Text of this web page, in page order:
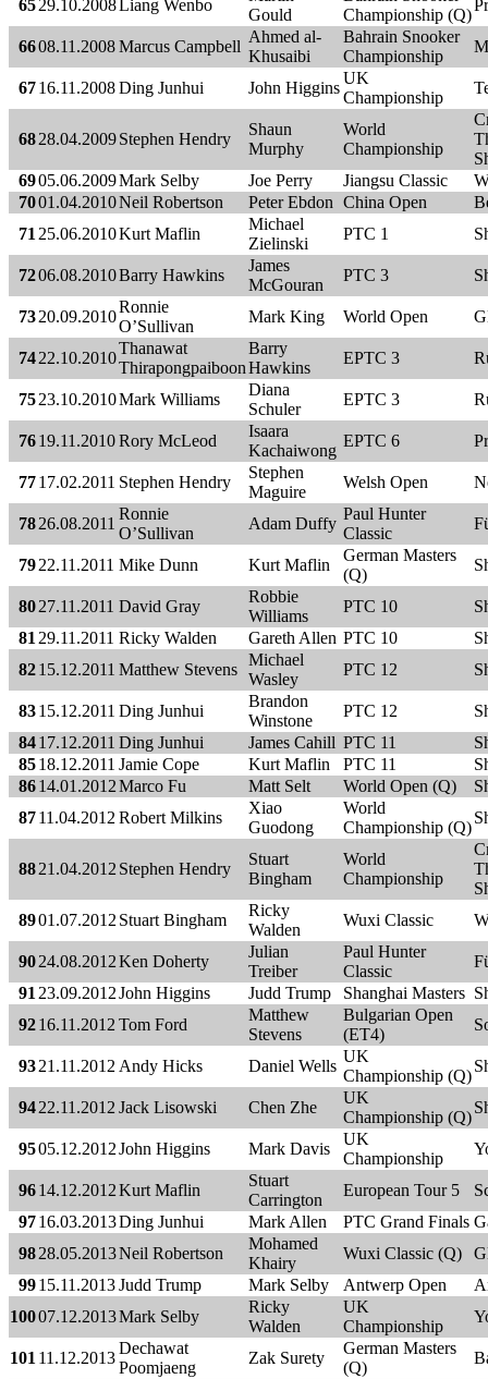
6529.10.2008 Liang Wenbo
Gould
Championship (Q)
6608.11.2008Marcus Campbell
Ahmed al-
Khusaibi
Bahrain Snooker
Championship
6716.11.2008Ding Junhui John Higgins
UK
Championship
6828.04.2009Stephen Hendry
Shaun
Murphy
World
Championship
6905.06.2009Mark Selby Joe Perry Jiangsu Classic
7001.04.2010Neil Robertson Peter Ebdon China Open
71 25.06.2010Kurt Maflin
Michael
Zielinski
PTC 1
7206.08.2010Barry Hawkins
James
McGouran
PTC 3
7320.09.2010
Ronnie
O’Sullivan
Mark King World Open
7422.10.2010
Thanawat
Thirapongpaiboon
Barry
Hawkins
EPTC 3
7523.10.2010Mark Williams
Diana
Schuler
EPTC 3
7619.11.2010Rory McLeod
Isaara
Kachaiwong
EPTC 6
7717.02.2011 Stephen Hendry
Stephen
Maguire
Welsh Open
7826.08.2011
Ronnie
O’Sullivan
Adam Duffy
Paul Hunter
Classic
7922.11.2011 Mike Dunn Kurt Maflin
German Masters
(Q)
8027.11.2011 David Gray
Robbie
Williams
PTC 10
81 29.11.2011 Ricky Walden Gareth Allen PTC 10
8215.12.2011 Matthew Stevens
Michael
Wasley
PTC 12
8315.12.2011 Ding Junhui
Brandon
Winstone
PTC 12
8417.12.2011 Ding Junhui James Cahill PTC 11
8518.12.2011 Jamie Cope Kurt Maflin PTC 11
8614.01.2012Marco Fu Matt Selt World Open (Q)
8711.04.2012 Robert Milkins
Xiao
Guodong
World
Championship (Q)
8821.04.2012 Stephen Hendry
Stuart
Bingham
World
Championship
8901.07.2012 Stuart Bingham
Ricky
Walden
Wuxi Classic
9024.08.2012Ken Doherty
Julian
Treiber
Paul Hunter
Classic
91 23.09.2012John Higgins Judd Trump Shanghai Masters
9216.11.2012 Tom Ford
Matthew
Stevens
Bulgarian Open
(ET4)
9321.11.2012 Andy Hicks Daniel Wells
UK
Championship (Q)
9422.11.2012 Jack Lisowski Chen Zhe
UK
Championship (Q)
9505.12.2012John Higgins Mark Davis
UK
Championship
9614.12.2012Kurt Maflin
Stuart
Carrington
European Tour 5
9716.03.2013Ding Junhui Mark Allen PTC Grand Finals
9828.05.2013Neil Robertson
Mohamed
Khairy
Wuxi Classic (Q)
9915.11.2013Judd Trump Mark Selby Antwerp Open
10007.12.2013Mark Selby
Ricky
Walden
UK
Championship
101 11.12.2013
Dechawat
Poomjaeng
Zak Surety
German Masters
(Q)